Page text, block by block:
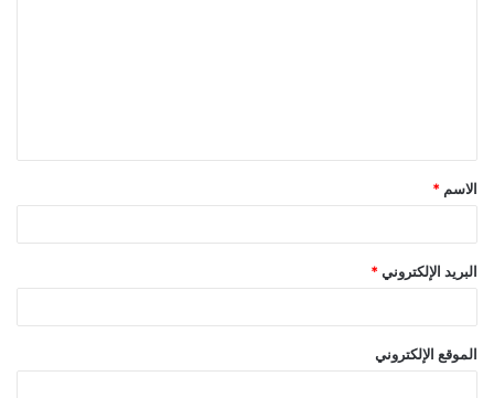
ق
*
الاسم *
البريد الإلكتروني *
الموقع الإلكتروني